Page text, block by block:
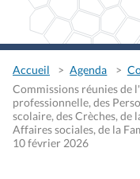
Accueil Agenda
Commissions réunies de
professionnelle, des
scolaire, des Crèches, de
Affaires sociales, de la
10 février 2026